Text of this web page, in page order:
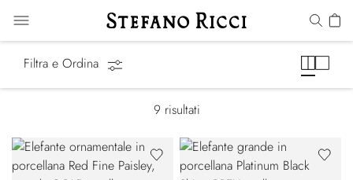
Filtra e Ordina
9 risultati